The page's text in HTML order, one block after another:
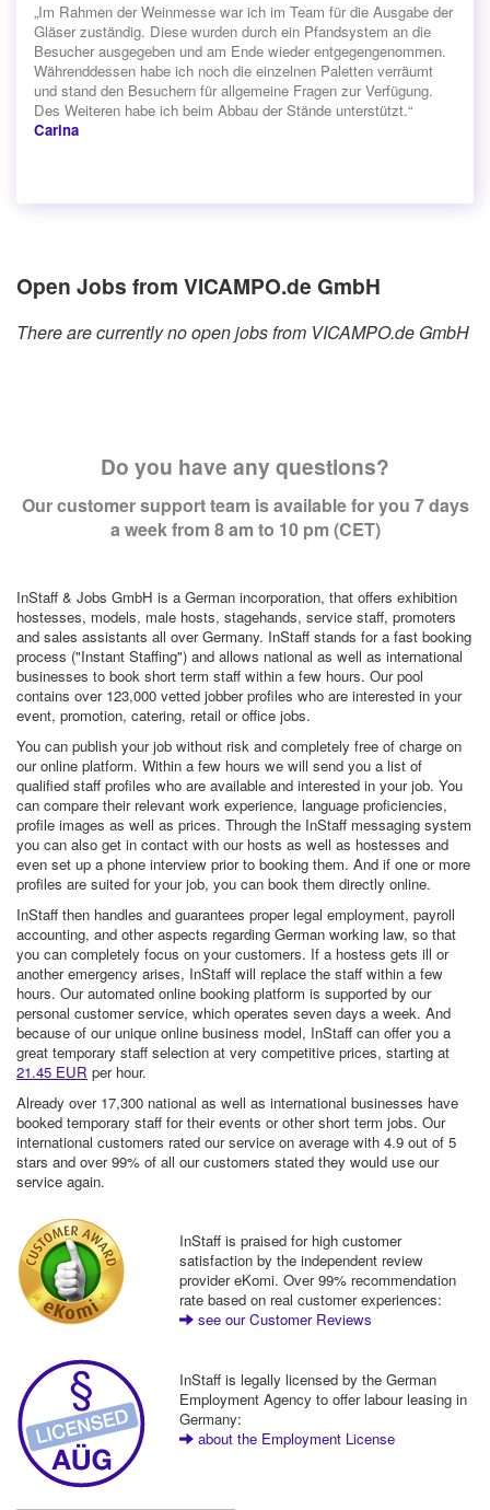
„Im Rahmen der Weinmesse war ich im Team für die Ausgabe der
Gläser zuständig. Diese wurden durch ein Pfandsystem an die
Besucher ausgegeben und am Ende wieder entgegengenommen.
Währenddessen habe ich noch die einzelnen Paletten verräumt
und stand den Besuchern für allgemeine Fragen zur Verfügung.
Des Weiteren habe ich beim Abbau der Stände unterstützt.“
Carina
Open Jobs from VICAMPO.de GmbH
There are currently no open jobs from VICAMPO.de GmbH
Do you have any questions?
Our customer support team is available for you 7 days
a week from 8 am to 10 pm (CET)
InStaff & Jobs GmbH is a German incorporation, that offers exhibition
hostesses, models, male hosts, stagehands, service staff, promoters
and sales assistants all over Germany. InStaff stands for a fast booking
process ("Instant Staffing") and allows national as well as international
businesses to book short term staff within a few hours. Our pool
contains over 123,000 vetted jobber profiles who are interested in your
event, promotion, catering, retail or office jobs.
You can publish your job without risk and completely free of charge on
our online platform. Within a few hours we will send you a list of
qualified staff profiles who are available and interested in your job. You
can compare their relevant work experience, language proficiencies,
profile images as well as prices. Through the InStaff messaging system
you can also get in contact with our hosts as well as hostesses and
even set up a phone interview prior to booking them. And if one or more
profiles are suited for your job, you can book them directly online.
InStaff then handles and guarantees proper legal employment, payroll
accounting, and other aspects regarding German working law, so that
you can completely focus on your customers. If a hostess gets ill or
another emergency arises, InStaff will replace the staff within a few
hours. Our automated online booking platform is supported by our
personal customer service, which operates seven days a week. And
because of our unique online business model, InStaff can offer you a
great temporary staff selection at very competitive prices, starting at
21.45 EUR per hour.
Already over 17,300 national as well as international businesses have
booked temporary staff for their events or other short term jobs. Our
international customers rated our service on average with 4.9 out of 5
stars and over 99% of all our customers stated they would use our
service again.
InStaff is praised for high customer
satisfaction by the independent review
provider eKomi. Over 99% recommendation
rate based on real customer experiences:
see our Customer Reviews
InStaff is legally licensed by the German
Employment Agency to offer labour leasing in
Germany:
about the Employment License